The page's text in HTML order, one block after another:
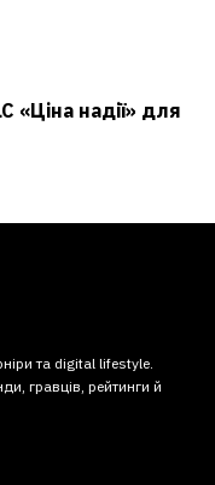
«Ціна надії» для
та digital lifestyle.
гравців, рейтинги й